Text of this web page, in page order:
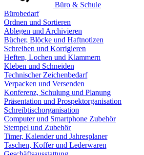
Büro & Schule
Bürobedarf
Ordnen und Sortieren
Ablegen und Archivieren
Bücher, Blöcke und Haftnotizen
Schreiben und Korrigieren
Heften, Lochen und Klammern
Kleben und Schneiden
Technischer Zeichenbedarf
Verpacken und Versenden
Konferenz, Schulung und Planung
Präsentation und Prospektorganisation
Schreibtischorganisation
Computer und Smartphone Zubehör
Stempel und Zubehör
Timer, Kalender und Jahresplaner
Taschen, Koffer und Lederwaren